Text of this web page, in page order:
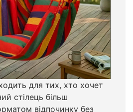
для тих, хто хочет
стілець більш
відпочинку без